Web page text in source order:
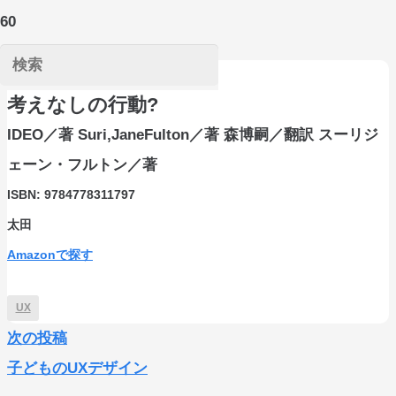
考えなしの行動?
IDEO／著 Suri,JaneFulton／著 森博嗣／翻訳 スーリジ
ェーン・フルトン／著
ISBN: 9784778311797
太田
Amazonで探す
UX
次の投稿
子どものUXデザイン